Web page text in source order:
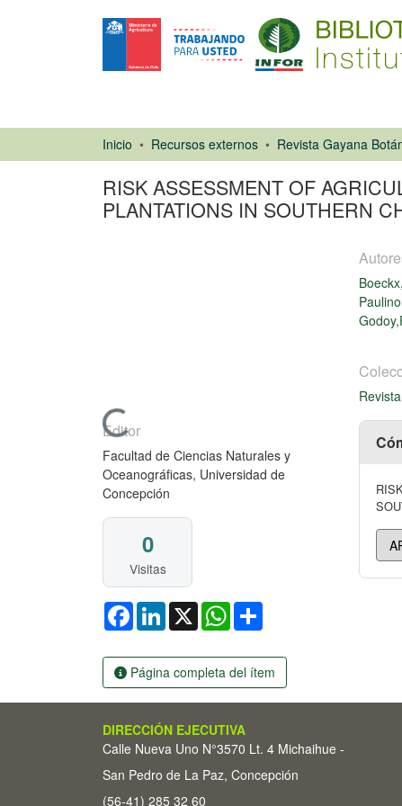
Inicio Recursos externos Revista Gayana
RISK ASSESSMENT OF
PLANTATIONS IN SOUTHERN
Cargando...
Editor
Facultad de Ciencias Naturales y
Oceanográficas, Universidad de
Concepción
0
Visitas
FacebookLinkedIn
X WhatsApp
Página completa del ítem
DIRECCIÓN EJECUTIVA
Calle Nueva Uno N°3570 Lt. 4 Michaihue -
San Pedro de La Paz, Concepción
(56-41) 285 32 60